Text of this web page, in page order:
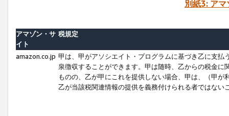
別紙3: ア
アマゾン・サ
イト
税規定
amazon.co.jp 甲は、甲がアソシエイト・プログラムに基づき乙に支
泉徴収することができます。甲は随時、乙からの税金
ものの、乙が甲にこれを提供しない場合、甲は、（甲
乙が当該税関連情報の提供を義務付けられる者ではな